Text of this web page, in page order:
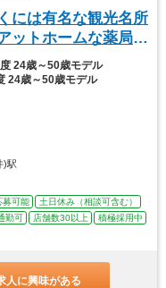
には有名な観光名所
ットホームな薬局で
24歳～50歳モデル
24歳～50歳モデル
)駅
募可能
土日休み（相談可含む）
勤可 店舗数30以上
積極採用中
人に興味がある